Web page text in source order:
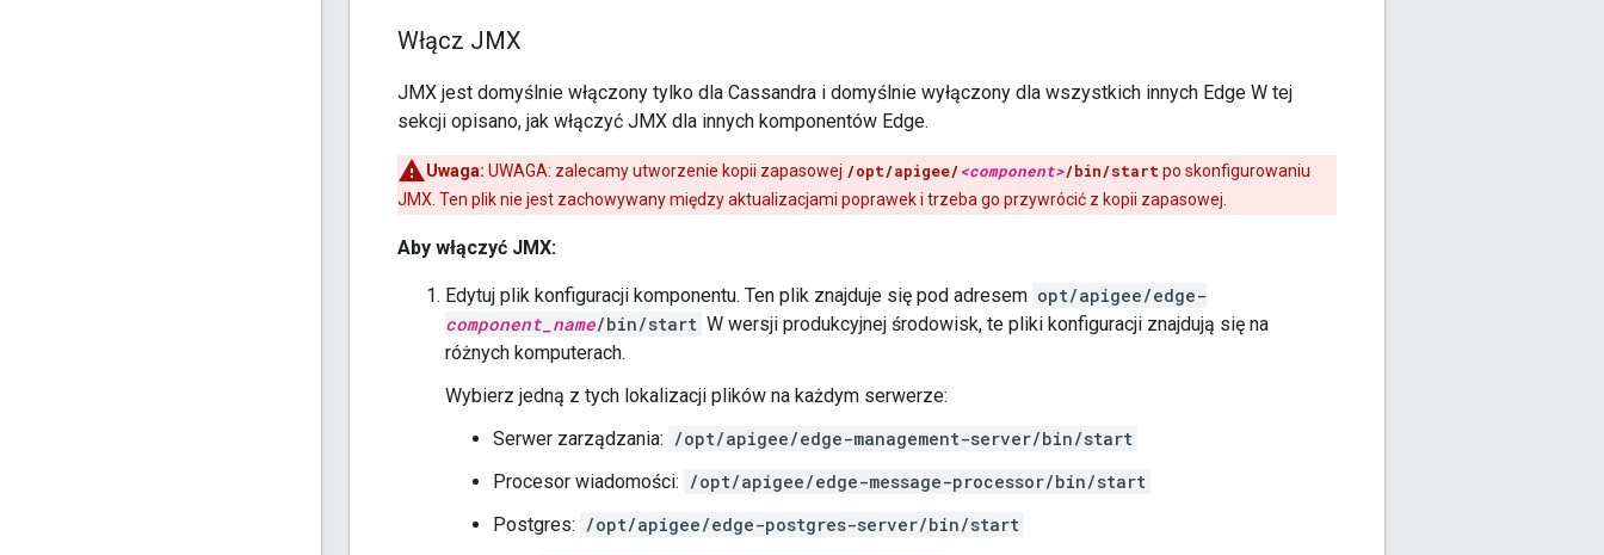
Włącz JMX
JMX jest domyślnie włączony tylko dla Cassandra i domyślnie wyłączony dla wszystkich innych Edge W tej
sekcji opisano, jak włączyć JMX dla innych komponentów Edge.
Uwaga: UWAGA: zalecamy utworzenie kopii zapasowej /opt/apigee/<component>/bin/start po skonfigurowaniu
JMX. Ten plik nie jest zachowywany między aktualizacjami poprawek i trzeba go przywrócić z kopii zapasowej.
Aby włączyć JMX:
Edytuj plik konfiguracji komponentu. Ten plik znajduje się pod adresem opt/apigee/edge-
component_name/bin/start W wersji produkcyjnej środowisk, te pliki konfiguracji znajdują się na
różnych komputerach.
Wybierz jedną z tych lokalizacji plików na każdym serwerze:
Serwer zarządzania: /opt/apigee/edge-management-server/bin/start
Procesor wiadomości: /opt/apigee/edge-message-processor/bin/start
Postgres: /opt/apigee/edge-postgres-server/bin/start